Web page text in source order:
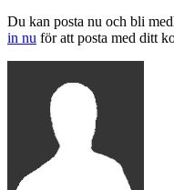
Du kan posta nu och bli
in nu för att posta med ditt